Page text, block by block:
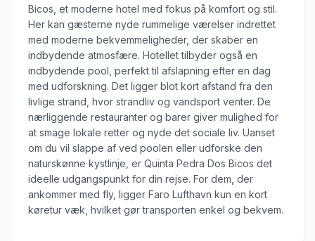
Bicos, et moderne hotel med fokus på komfort og stil.
Her kan gæsterne nyde rummelige værelser indrettet
med moderne bekvemmeligheder, der skaber en
indbydende atmosfære. Hotellet tilbyder også en
indbydende pool, perfekt til afslapning efter en dag
med udforskning. Det ligger blot kort afstand fra den
livlige strand, hvor strandliv og vandsport venter. De
nærliggende restauranter og barer giver mulighed for
at smage lokale retter og nyde det sociale liv. Uanset
om du vil slappe af ved poolen eller udforske den
naturskønne kystlinje, er Quinta Pedra Dos Bicos det
ideelle udgangspunkt for din rejse. For dem, der
ankommer med fly, ligger Faro Lufthavn kun en kort
køretur væk, hvilket gør transporten enkel og bekvem.